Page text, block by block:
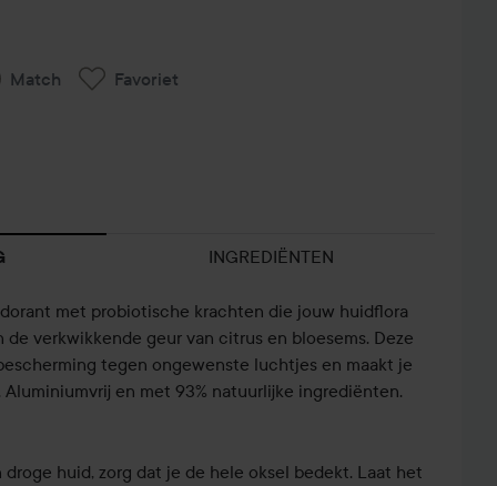
Match Favoriet
INGREDIËNTEN
met probiotische krachten die jouw huidflora
verkwikkende geur van citrus en bloesems. Deze
tegen ongewenste luchtjes en maakt je
en met 93% natuurlijke ingrediënten.
huid, zorg dat je de hele oksel bedekt. Laat het